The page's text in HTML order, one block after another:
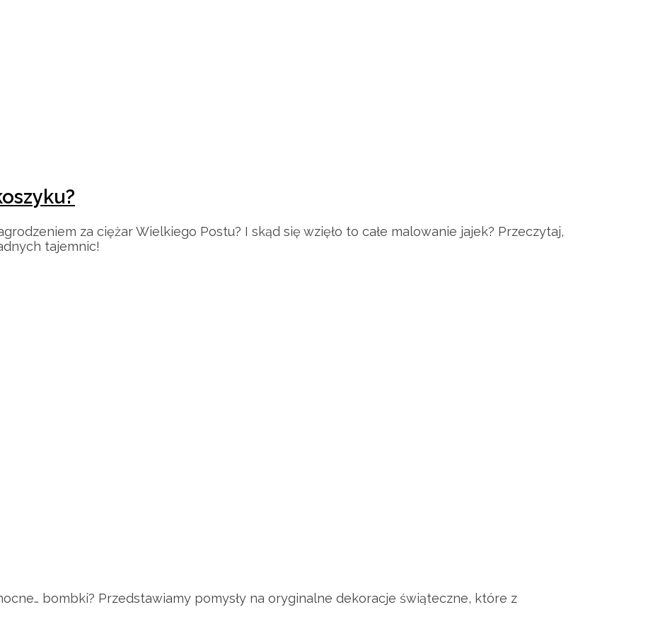
za ciężar Wielkiego Postu? I skąd się wzięło to całe malowanie jajek? Przeczytaj,
tajemnic!
bombki? Przedstawiamy pomysły na oryginalne dekoracje świąteczne, które z